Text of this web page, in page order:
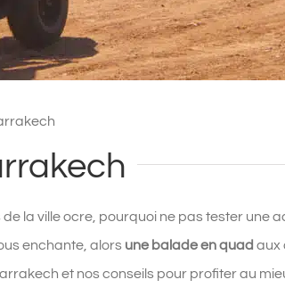
la ville ocre, pourquoi ne pas tester une
enchante, alors une balade en quad aux
et nos conseils pour profiter au